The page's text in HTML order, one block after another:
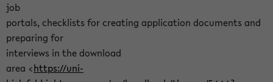
job
portals, checklists for creating application documents and
preparing for
interviews in the download
area <https://uni-